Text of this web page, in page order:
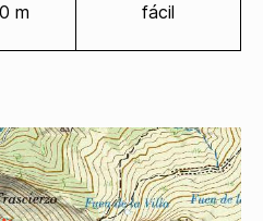
m fácil